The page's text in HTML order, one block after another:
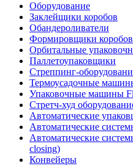
Оборудование
Заклейщики коробов
Обандероливатели
Формировщики коробов
Орбитальные
Паллетоупаковщики
Стреппинг-
Термоусадочные
Упаковочные машины
Стретч-худ
Автоматические
Автоматические
Автоматические
closing)
Конвейеры